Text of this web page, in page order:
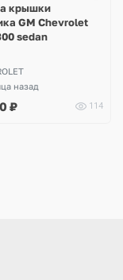
крышки
GM Chevrolet
sedan
назад
₽ 114